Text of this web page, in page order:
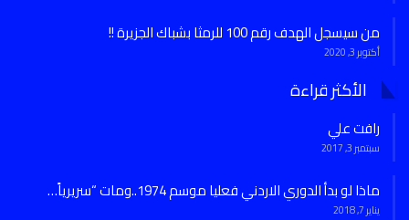
من سيسجل الهدف رقم 100 للرمثا بشباك الجزيرة !!
أكتوبر 3, 2020
الأكثر قراءة
رافت علي
سبتمبر 3, 2017
ماذا لو بدأ الدوري الاردني فعليا موسم 1974..ومات “سريرياً…
يناير 7, 2018